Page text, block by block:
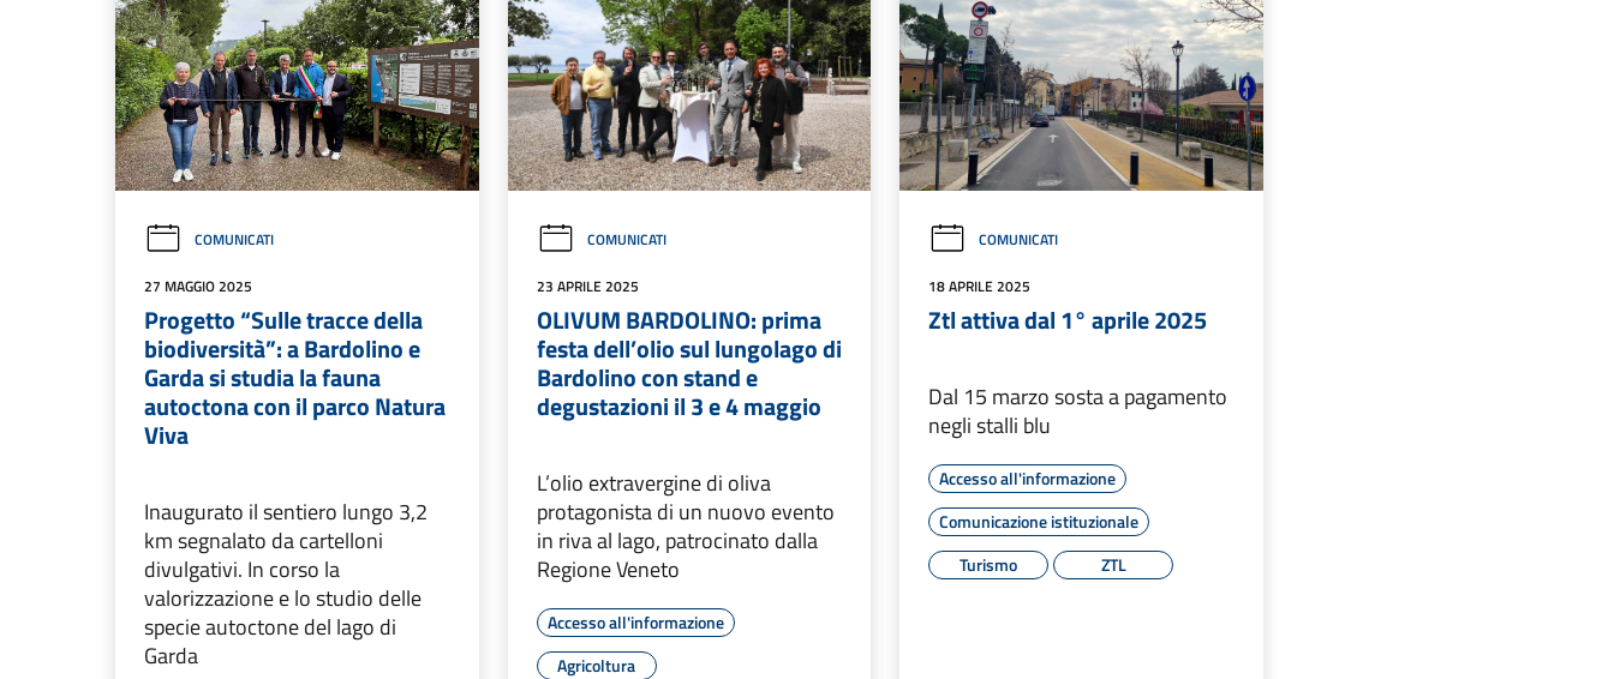
COMUNICATI
27 MAGGIO 2025
Progetto “Sulle tracce della
biodiversità”: a Bardolino e
Garda si studia la fauna
autoctona con il parco Natura
Viva
Inaugurato il sentiero lungo 3,2
km segnalato da cartelloni
divulgativi. In corso la
valorizzazione e lo studio delle
specie autoctone del lago di
Garda
COMUNICATI
23 APRILE 2025
OLIVUM BARDOLINO: prima
festa dell’olio sul lungolago di
Bardolino con stand e
degustazioni il 3 e 4 maggio
L’olio extravergine di oliva
protagonista di un nuovo evento
in riva al lago, patrocinato dalla
Regione Veneto
Accesso all'informazione
Agricoltura
COMUNICATI
18 APRILE 2025
Ztl attiva dal 1° aprile 2025
Dal 15 marzo sosta a pagamento
negli stalli blu
Accesso all'informazione
Comunicazione istituzionale
Turismo
ZTL